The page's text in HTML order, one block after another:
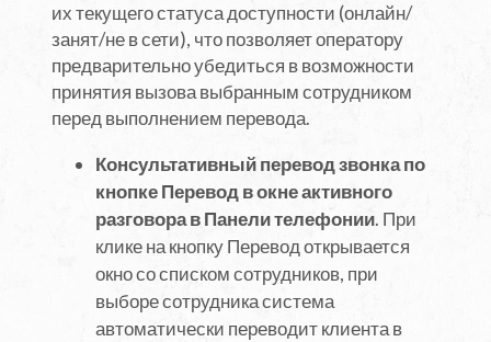
их текущего статуса доступности (онлайн/
занят/не в сети), что позволяет оператору
предварительно убедиться в возможности
принятия вызова выбранным сотрудником
перед выполнением перевода.
Консультативный перевод звонка по
кнопке Перевод в окне активного
разговора в Панели телефонии. При
клике на кнопку Перевод открывается
окно со списком сотрудников, при
выборе сотрудника система
автоматически переводит клиента в